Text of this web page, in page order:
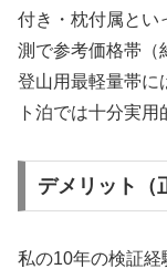
付き・枕付属とい
測で参考価格帯（
登山用最軽量帯に
ト泊では十分実
デメリット（
私の10年の検証